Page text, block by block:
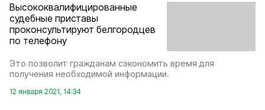
Высококвалифицированные
судебные приставы
проконсультируют белгородцев
по телефону
Это позволит гражданам сэкономить время для
получения необходимой информации.
12 января 2021, 14:34